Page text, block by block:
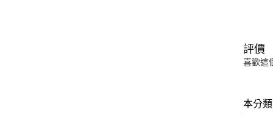
評價
喜歡這
本分